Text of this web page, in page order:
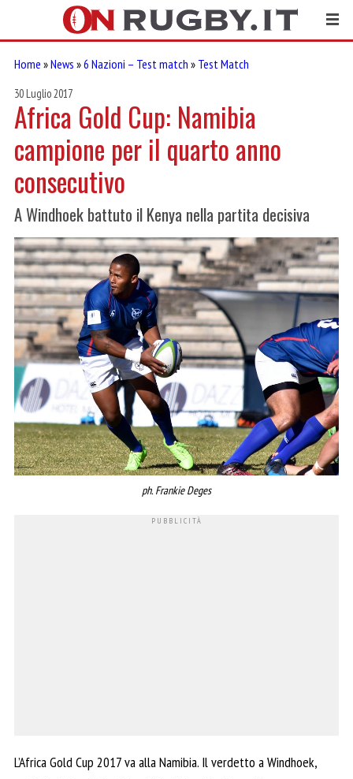
Home »News »6 Nazioni – Test match » Test Match
30 Luglio 2017
Africa Gold Cup: Namibia
campione per il quarto anno
consecutivo
A Windhoek battuto il Kenya nella partita decisiva
ph. Frankie Deges
L’Africa Gold Cup 2017 va alla Namibia. Il verdetto a Windhoek,